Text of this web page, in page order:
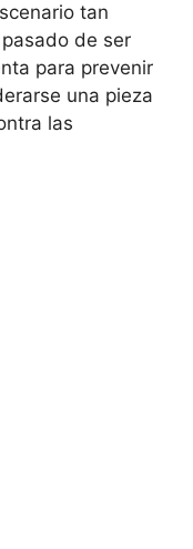
tan
de ser
para prevenir
una pieza
las